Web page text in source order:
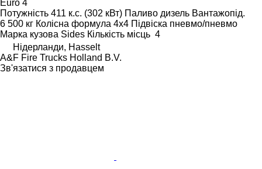
Euro 4
Потужність 411 к.с. (302 кВт) Паливо дизель Вантажопід.
6 500 кг Колісна формула 4x4 Підвіска пневмо/пневмо
Марка кузова Sides Кількість місць 4
Нідерланди, Hasselt
A&F Fire Trucks Holland B.V.
Зв'язатися з продавцем